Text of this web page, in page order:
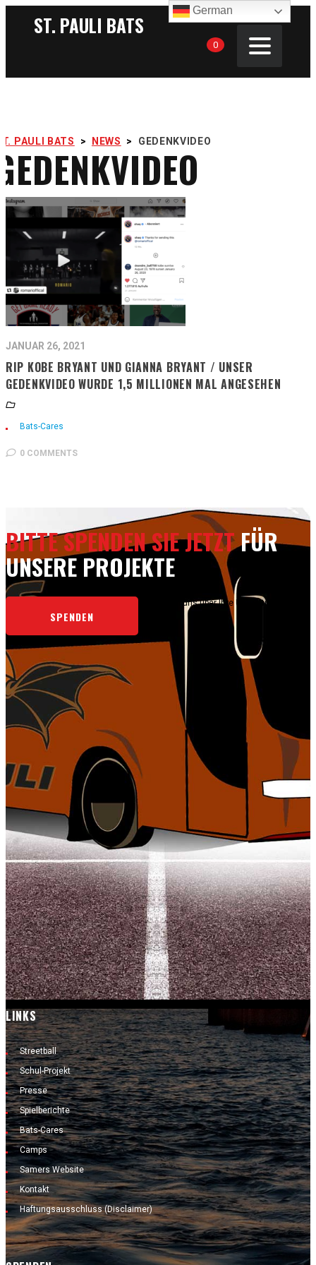
ST. PAULI BATS
0
PAULI BATS > NEWS > GEDENKVIDEO
JANUAR 26, 2021
RIP KOBE BRYANT UND GIANNA BRYANT / UNSER
GEDENKVIDEO WURDE 1,5 MILLIONEN MAL ANGESEHEN
Bats-Cares
0 COMMENTS
BITTE SPENDEN SIE JETZTFÜR
UNSERE PROJEKTE
SPENDEN
Wir freuen uns über Ihre Unterstützung.
LINKS
Streetball
Schul-Projekt
Presse
Spielberichte
Bats-Cares
Camps
Samers Website
Kontakt
Haftungsausschluss (Disclaimer)
German